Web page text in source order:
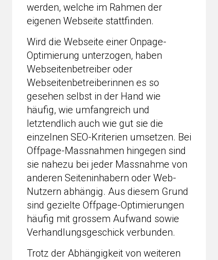
werden, welche im Rahmen der
eigenen Webseite stattfinden.
Wird die Webseite einer Onpage-
Optimierung unterzogen, haben
Webseitenbetreiber oder
Webseitenbetreiberinnen es so
gesehen selbst in der Hand wie
häufig, wie umfangreich und
letztendlich auch wie gut sie die
einzelnen SEO-Kriterien umsetzen. Bei
Offpage-Massnahmen hingegen sind
sie nahezu bei jeder Massnahme von
anderen Seiteninhabern oder Web-
Nutzern abhängig. Aus diesem Grund
sind gezielte Offpage-Optimierungen
häufig mit grossem Aufwand sowie
Verhandlungsgeschick verbunden.
Trotz der Abhängigkeit von weiteren